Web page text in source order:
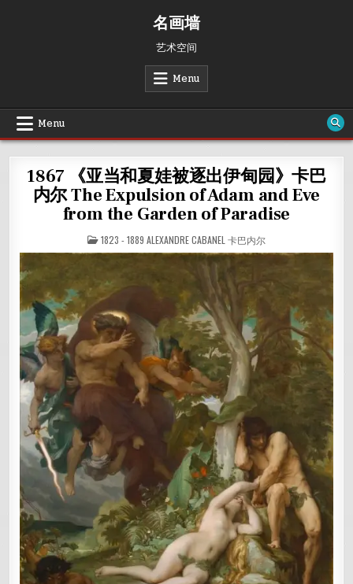
名画墙
艺术空间
Menu
Menu
1867 《亚当和夏娃被逐出伊甸园》卡巴
内尔 The Expulsion of Adam and Eve
from the Garden of Paradise
POSTED
IN
1823 - 1889 ALEXANDRE CABANEL 卡巴内尔